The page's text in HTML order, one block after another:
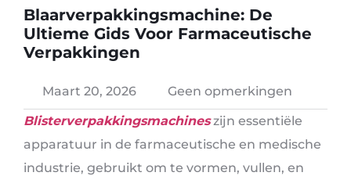
Blaarverpakkingsmachine: De
Ultieme Gids Voor Farmaceutische
Verpakkingen
Maart 20, 2026
Geen opmerkingen
Blisterverpakkingsmachineszijn essentiële
apparatuur in de farmaceutische en medische
industrie, gebruikt om te vormen, vullen, en